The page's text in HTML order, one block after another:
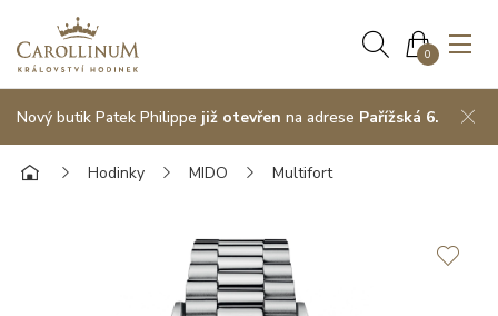
0
Nový butik Patek Philippe již otevřen na adrese Pařížská 6.
Hodinky MIDO Multifort